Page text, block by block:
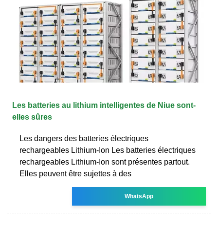
Les batteries au lithium intelligentes de Niue sont-
elles sûres
Les dangers des batteries électriques
rechargeables Lithium-Ion Les batteries électriques
rechargeables Lithium-Ion sont présentes partout.
Elles peuvent être sujettes à des
WhatsApp